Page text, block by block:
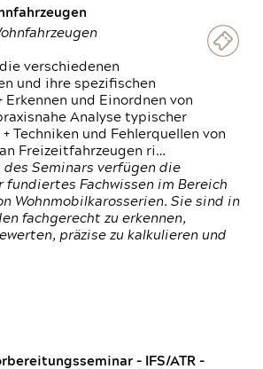
verschiedenen
und ihre spezifischen
Erkennen und Einordnen von
Analyse typischer
Techniken und Fehlerquellen von
Freizeitfahrzeugen ri…
des Seminars verfügen die
fundiertes Fachwissen im Bereich
Wohnmobilkarosserien. Sie sind in
fachgerecht zu erkennen,
präzise zu kalkulieren und
- IFS/ATR -